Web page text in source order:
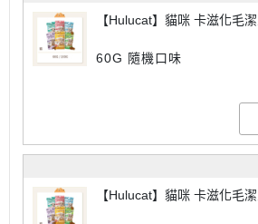
【Hulucat】貓咪 卡滋化毛
60G 隨機口味
【Hulucat】貓咪 卡滋化毛